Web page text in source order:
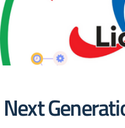
Next